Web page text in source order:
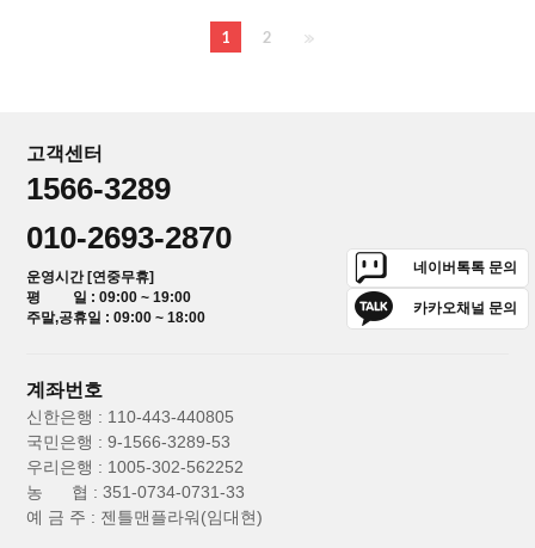
1 2
고객센터
1566-3289
010-2693-2870
운영시간 [연중무휴]
평 일 : 09:00 ~ 19:00
주말,공휴일 : 09:00 ~ 18:00
네이버톡톡 문의
카카오채널 문의
계좌번호
신한은행 : 110-443-440805
국민은행 : 9-1566-3289-53
우리은행 : 1005-302-562252
농 협 : 351-0734-0731-33
예 금 주 : 젠틀맨플라워(임대현)